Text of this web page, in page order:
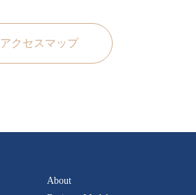
アクセスマップ
About